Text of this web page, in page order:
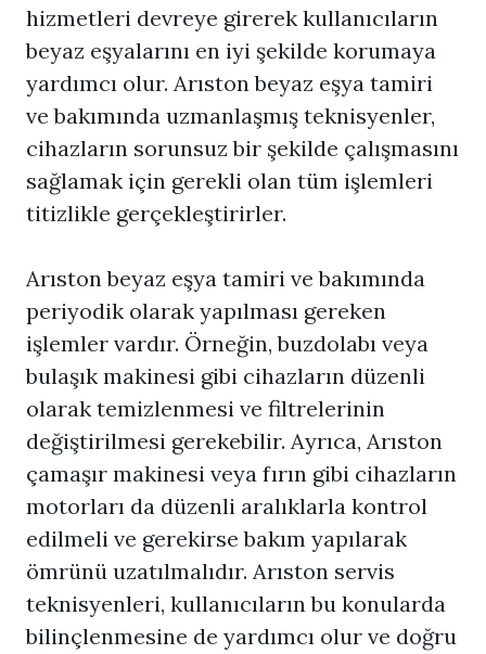
hizmetleri devreye girerek kullanıcıların
beyaz eşyalarını en iyi şekilde korumaya
yardımcı olur. Arıston beyaz eşya tamiri
ve bakımında uzmanlaşmış teknisyenler,
cihazların sorunsuz bir şekilde çalışmasını
sağlamak için gerekli olan tüm işlemleri
titizlikle gerçekleştirirler.
Arıston beyaz eşya tamiri ve bakımında
periyodik olarak yapılması gereken
işlemler vardır. Örneğin, buzdolabı veya
bulaşık makinesi gibi cihazların düzenli
olarak temizlenmesi ve filtrelerinin
değiştirilmesi gerekebilir. Ayrıca, Arıston
çamaşır makinesi veya fırın gibi cihazların
motorları da düzenli aralıklarla kontrol
edilmeli ve gerekirse bakım yapılarak
ömrünü uzatılmalıdır. Arıston servis
teknisyenleri, kullanıcıların bu konularda
bilinçlenmesine de yardımcı olur ve doğru